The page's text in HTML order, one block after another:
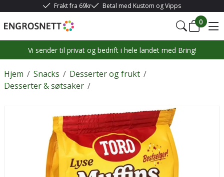
Frakt fra 69kr Betal med Kustom og Vipps
0
Vi sender til privat og bedrift i hele landet med Bring!
/
Hjem /
Snacks /
Desserter og frukt
/
Desserter & søtsaker